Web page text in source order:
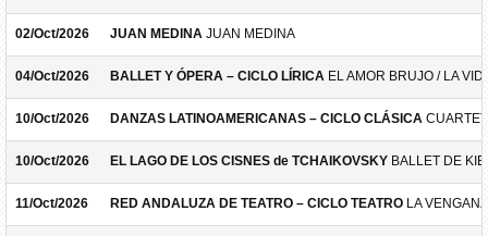
02/Oct/2026 JUAN MEDINA JUAN MEDINA
04/Oct/2026 BALLET Y ÓPERA – CICLO LÍRICA EL AMOR BRUJO / LA
10/Oct/2026 DANZAS LATINOAMERICANAS – CICLO CLÁSICA
10/Oct/2026 EL LAGO DE LOS CISNES de TCHAIKOVSKY BALLET DE
11/Oct/2026 RED ANDALUZA DE TEATRO – CICLO TEATRO LA